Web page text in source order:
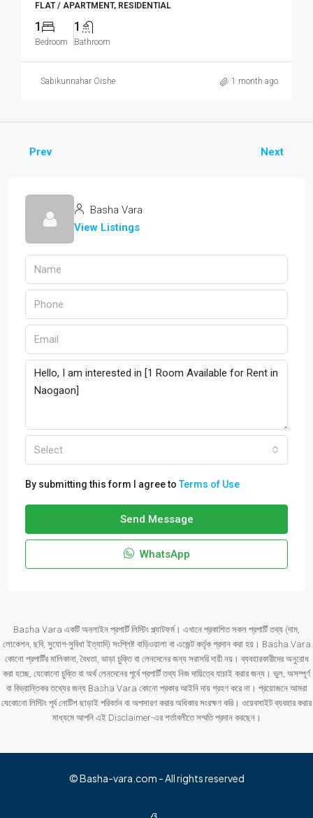
FLAT / APARTMENT, RESIDENTIAL
1
Bedroom
1
Bathroom
Sabikunnahar Oishe 1 month ago
Prev Next
Basha Vara
View Listings
Select
By submitting this form I agree toTerms of Use
Send Message
WhatsApp
Basha Vara একটি অনলাইন প্রপার্টি লিস্টিং প্ল্যাটফর্ম। এখানে প্রকাশিত সকল প্রপার্টি তথ্য (দাম,
লোকেশন, ছবি, সুযোগ-সুবিধা ইত্যাদি) সংশ্লিষ্ট বাড়িওয়ালা বা এজেন্ট কর্তৃক প্রদান করা হয়। Basha Vara
কোনো প্রপার্টির মালিকানা, বৈধতা, ভাড়া চুক্তি বা লেনদেনের জন্য সরাসরি দায়ী নয়। ব্যবহারকারীদের অনুরোধ
করা হচ্ছে, যেকোনো চুক্তি বা অর্থ লেনদেনের পূর্বে প্রপার্টি তথ্য নিজ দায়িত্বে যাচাই করার জন্য। ভুল, অসম্পূর্ণ
বা বিভ্রান্তিকর তথ্যের জন্য Basha Vara কোনো প্রকার আইনি দায় গ্রহণ করে না। প্রয়োজনে আমরা
যেকোনো লিস্টিং পূর্ব নোটিশ ছাড়াই পরিবর্তন বা অপসারণ করার অধিকার সংরক্ষণ করি। ওয়েবসাইট ব্যবহার করার
মাধ্যমে আপনি এই Disclaimer-এর শর্তাবলীতে সম্মতি প্রদান করছেন।
© Basha-vara.com - All rights reserved